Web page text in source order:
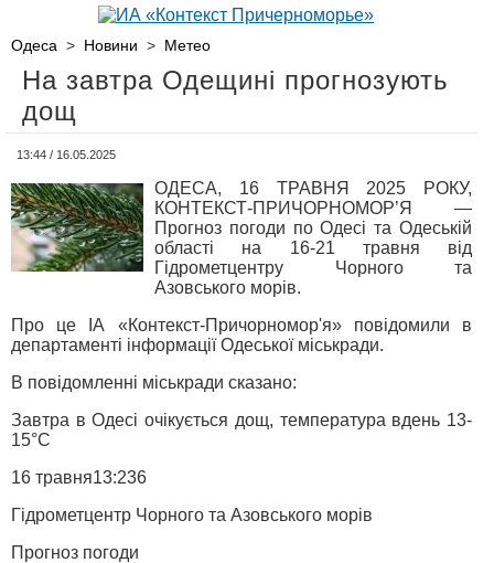
Одеса > Новини > Метео
На завтра Одещині прогнозують
дощ
13:44 / 16.05.2025
ОДЕСА, 16 ТРАВНЯ 2025 РОКУ,
КОНТЕКСТ-ПРИЧОРНОМОР’Я —
Прогноз погоди по Одесі та Одеській
області на 16-21 травня від
Гідрометцентру Чорного та
Азовського морів.
Про це ІА «Контекст-Причорномор'я» повідомили в
департаменті інформації Одеської міськради.
В повідомленні міськради сказано:
Завтра в Одесі очікується дощ, температура вдень 13-
15°С
16 травня13:236
Гідрометцентр Чорного та Азовського морів
Прогноз погоди